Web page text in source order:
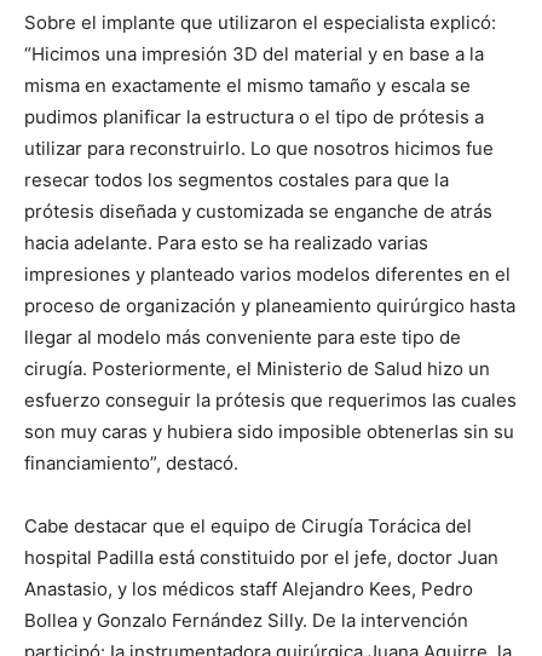
Sobre el implante que utilizaron el especialista explicó:
“Hicimos una impresión 3D del material y en base a la
misma en exactamente el mismo tamaño y escala se
pudimos planificar la estructura o el tipo de prótesis a
utilizar para reconstruirlo. Lo que nosotros hicimos fue
resecar todos los segmentos costales para que la
prótesis diseñada y customizada se enganche de atrás
hacia adelante. Para esto se ha realizado varias
impresiones y planteado varios modelos diferentes en el
proceso de organización y planeamiento quirúrgico hasta
llegar al modelo más conveniente para este tipo de
cirugía. Posteriormente, el Ministerio de Salud hizo un
esfuerzo conseguir la prótesis que requerimos las cuales
son muy caras y hubiera sido imposible obtenerlas sin su
financiamiento”, destacó.
Cabe destacar que el equipo de Cirugía Torácica del
hospital Padilla está constituido por el jefe, doctor Juan
Anastasio, y los médicos staff Alejandro Kees, Pedro
Bollea y Gonzalo Fernández Silly. De la intervención